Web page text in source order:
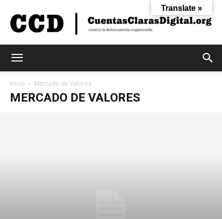
Inicio Mercado de Valores
MERCADO DE VALORES
Translate »